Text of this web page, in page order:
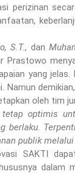
perizinan
S.T., dan
Prastowo
yang
oleh tim
optimis
berlaku.
publik melalui
SAKTI
dalam